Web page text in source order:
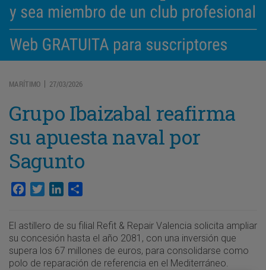
MARÍTIMO | 27/03/2026
Grupo Ibaizabal reafirma
su apuesta naval por
Sagunto
Facebook
TwitterLinkedIn
El astillero de su filial Refit & Repair Valencia solicita ampliar
su concesión hasta el año 2081, con una inversión que
supera los 67 millones de euros, para consolidarse como
polo de reparación de referencia en el Mediterráneo.